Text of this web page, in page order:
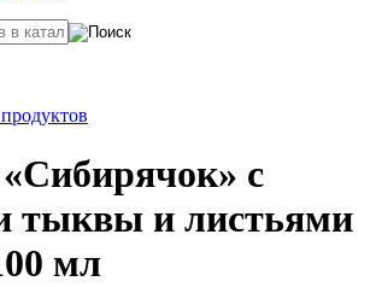
с
тыквы и листьями
мл